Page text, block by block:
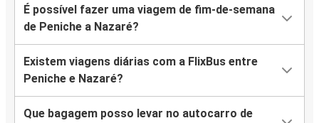
É possível fazer uma viagem de fim-de-semana
de Peniche a Nazaré?
Existem viagens diárias com a FlixBus entre
Peniche e Nazaré?
Que bagagem posso levar no autocarro de